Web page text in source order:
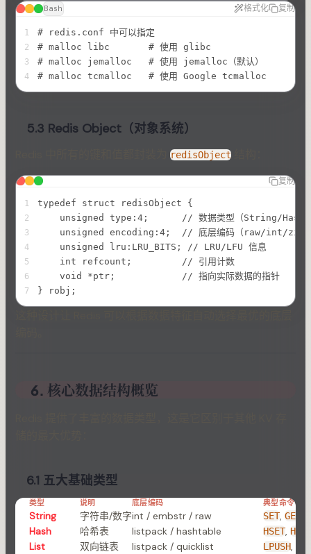
Bash 格式化 复制
1 # redis.conf 中可以指定
2 # malloc libc       # 使用 glibc
3 # malloc jemalloc   # 使用 jemalloc（默认）
4 # malloc tcmalloc   # 使用 Google tcmalloc
5.3 Redis Object（对象系统）
redisObject结构：
复制
1 typedef struct redisObject {
2
unsigned type:4;      // 数据类型（String/
3
unsigned encoding:4;  // 底层编码（raw/int/
4
    unsigned lru:LRU_BITS; // LRU/LFU 信息
5
    int refcount;         // 引用计数
6
    void *ptr;            // 指向实际数据的指针
7 } robj;
6. 核心数据结构概览
6.1 五大基础类型
类型 说明 底层编码 典型命令
String 字符串/数字int / embstr / raw SET, GET
Hash 哈希表 listpack / hashtable HSET,
List 双向链表 listpack / quicklist LPUSH,